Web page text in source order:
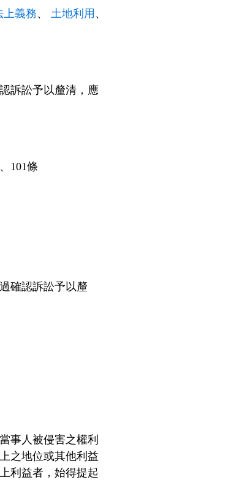
上義務、 土地利用 、
訴訟予以釐清，應
101條
確認訴訟予以釐
事人被侵害之權利
之地位或其他利益
利益者，始得提起